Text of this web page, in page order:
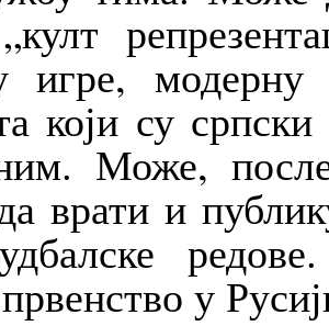
игре,
који су
Може,
врати и
у